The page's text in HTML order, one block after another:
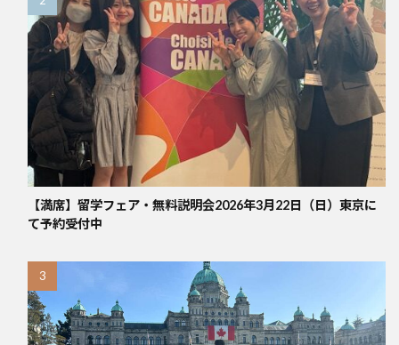
【満席】留学フェア・無料説明会2026年3月22日（日）東京に
て予約受付中